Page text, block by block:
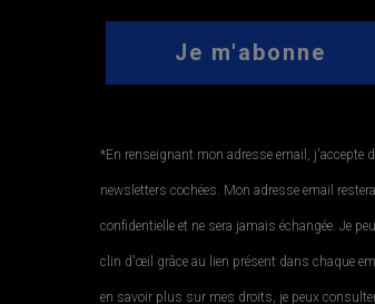
*En renseignant mon adresse email, j'accepte
newsletters cochées. Mon adresse email
confidentielle et ne sera jamais échangée. Je
clin d'œil grâce au lien présent dans chaque
en savoir plus sur mes droits, je peux